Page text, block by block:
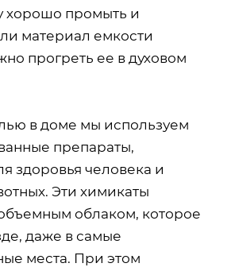
хорошо промыть и
материал емкости
прогреть ее в духовом
в доме мы используем
препараты,
здоровья человека и
Эти химикаты
облаком, которое
даже в самые
места. При этом